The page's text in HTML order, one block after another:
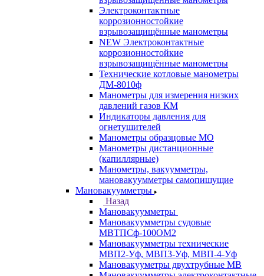
Электроконтактные
коррозионностойкие
взрывозащищённые манометры
NEW Электроконтактные
коррозионностойкие
взрывозащищённые манометры
Технические котловые манометры
ДМ-8010ф
Манометры для измерения низких
давлений газов КМ
Индикаторы давления для
огнетушителей
Манометры образцовые МО
Манометры дистанционные
(капиллярные)
Манометры, вакуумметры,
мановакуумметры самопишущие
Мановакуумметры
Назад
Мановакуумметры
Мановакуумметры судовые
МВТПСф-100ОМ2
Мановакуумметры технические
МВП2-Уф, МВП3-Уф, МВП-4-Уф
Мановакууметры двухтрубные МВ